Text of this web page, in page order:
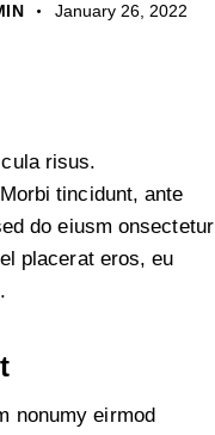
January 26, 2022
risus.
tincidunt, ante
do eiusm onsectetur
placerat eros, eu
nonumy eirmod